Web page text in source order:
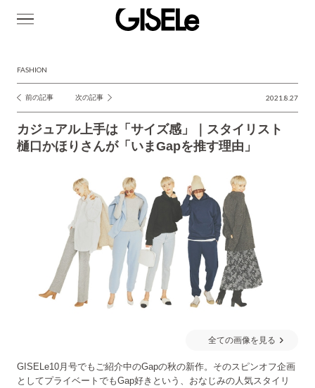
FASHION
投
稿
ナ
前の記事 次の記事 2021.8.27
カジュアル上手は「サイズ感」｜スタイリスト
樋口かほりさんが「いまGapを推す理由」
全ての画像を見る
GISELe10月号でもご紹介中のGapの秋の新作。そのスピンオフ企画
としてプライベートでもGap好きという、おなじみの人気スタイリ